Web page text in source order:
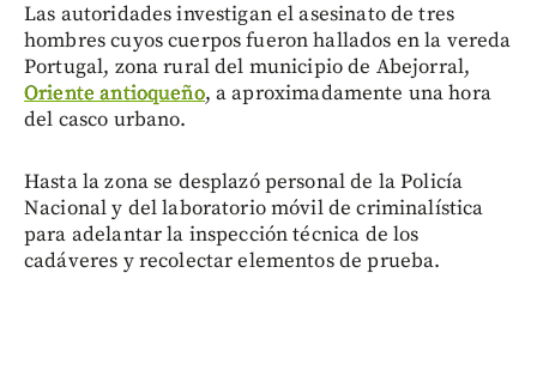
Las autoridades investigan el asesinato de tres
hombres cuyos cuerpos fueron hallados en la vereda
Portugal, zona rural del municipio de Abejorral,
Oriente antioqueño, a aproximadamente una hora
del casco urbano.
Hasta la zona se desplazó personal de la Policía
Nacional y del laboratorio móvil de criminalística
para adelantar la inspección técnica de los
cadáveres y recolectar elementos de prueba.